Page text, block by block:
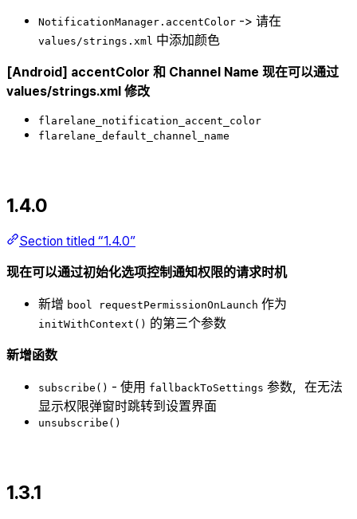
NotificationManager.accentColor -> 请在
values/strings.xml 中添加颜色
[Android] accentColor 和 Channel Name 现在可以通过
values/strings.xml 修改
flarelane_notification_accent_color
flarelane_default_channel_name
1.4.0
Section titled “1.4.0”
现在可以通过初始化选项控制通知权限的请求时机
新增 bool requestPermissionOnLaunch 作为
initWithContext() 的第三个参数
新增函数
subscribe() - 使用 fallbackToSettings 参数，在无法
显示权限弹窗时跳转到设置界面
unsubscribe()
1.3.1